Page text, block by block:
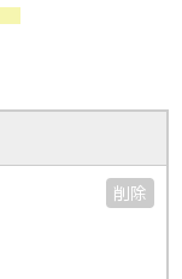
削除